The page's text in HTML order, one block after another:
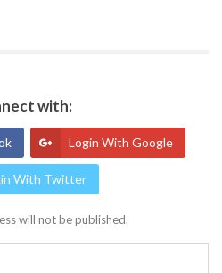
with:
Login With Google
With Twitter
will not be published.